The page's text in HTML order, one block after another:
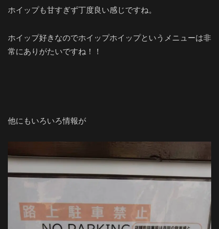
ホイップも甘すぎず丁度良い感じですね。
ホイップ好きなのでホイップホイップというメニューは非
常にありがたいですね！！
他にもいろいろ情報が